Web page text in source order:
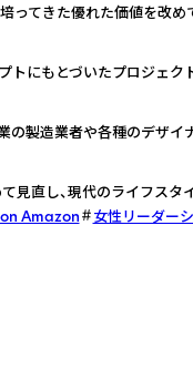
ってきた優れた価値を改
トにもとづいたプロジェ
の製造業者や各種のデザ
見直し、現代のライフスタ
Amazon
女性リーダー